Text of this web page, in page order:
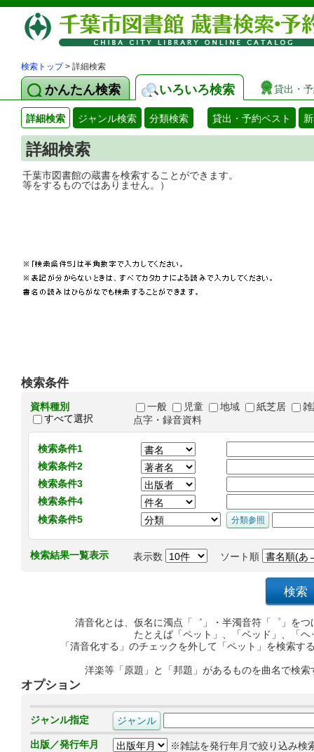
検索トップ> 詳細検索
かんたん検索 いろいろ検索 貸出・
詳細検索 ジャンル検索 分類検索 貸出・予約ベスト
詳細検索
千葉市図書館の蔵書を検索することがで
等をするものではありません。）
検索条件
資料種別
すべて選択
一般 児童 地域 紙芝居
点字・録音資料
検索条件1
検索条件2
検索条件3
検索条件4
検索条件5
検索結果一覧表示 表示数 ソート順
清音化とは、仮名に濁点「゛」・半濁音符「゜」を
たとえば「ペット」、「ベッド」、「
「清音化する」のチェックを外して「ペット」を検索
洋楽等「原題」と「邦題」があるものを曲名で検
オプション
ジャンル指定
出版／発行年月
※雑誌を発行年月で絞り込み検